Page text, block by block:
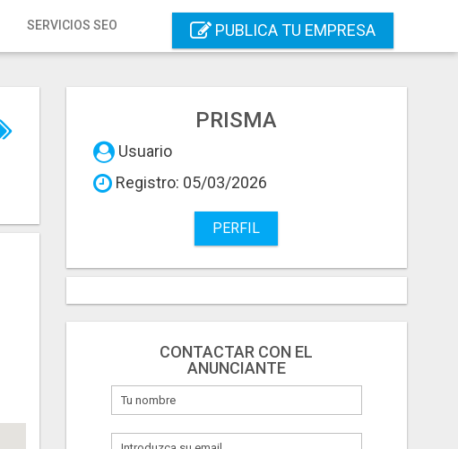
SERVICIOS SEO PUBLICA TU EMPRESA
PRISMA
Usuario
Registro: 05/03/2026
PERFIL
CONTACTAR CON EL
ANUNCIANTE